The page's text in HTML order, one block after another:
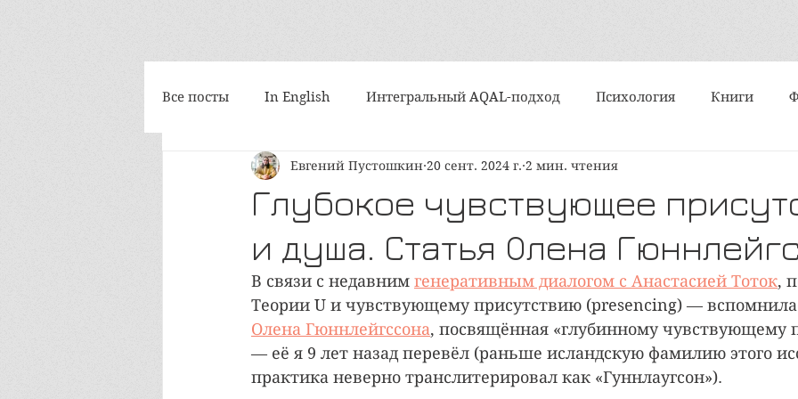
Все посты In English Интегральный AQAL-подход Психология Книги
Философия Космоскетчи События Интервью
Алмазный подход Субличности Медитация и
iAwake-психоакустика Типы и типологии Поэзия Статьи
Путешествия Социум и политика Организационное развитие
Глубокое чувствующее
и душа. Статья Олена
Евгений Пустошкин 20 сент. 2024 г. 2 мин. чтения
В связи с недавним генеративным диалогом с Анастасией Тоток,
Теории U и чувствующему присутствию (presencing) —
Олена Гюннлейгссона, посвящённая «глубинному чувствующему
— её я 9 лет назад перевёл (раньше исландскую фамилию этого
практика неверно транслитерировал как «Гуннлаугсон»).